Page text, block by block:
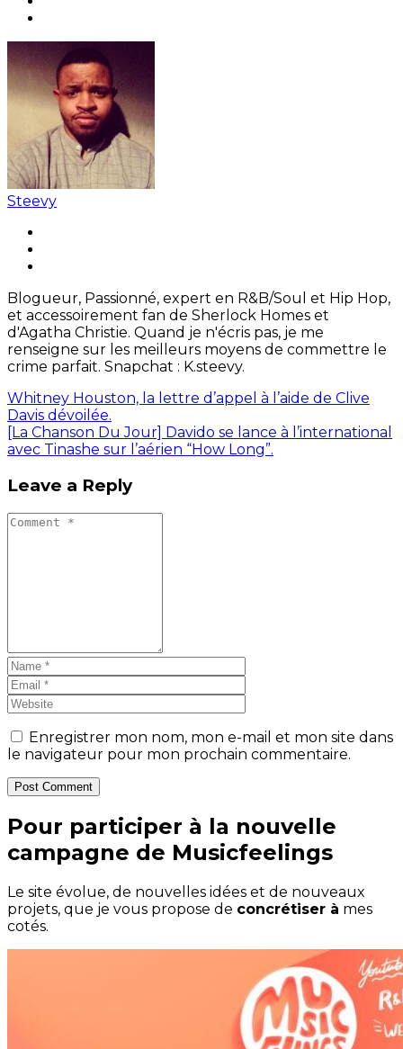
Steevy
Blogueur, Passionné, expert en R&B/Soul et Hip Hop,
et accessoirement fan de Sherlock Homes et
d'Agatha Christie. Quand je n'écris pas, je me
renseigne sur les meilleurs moyens de commettre le
crime parfait. Snapchat : K.steevy.
Whitney Houston, la lettre d’appel à l’aide de Clive
Davis dévoilée.
[La Chanson Du Jour] Davido se lance à l’international
avec Tinashe sur l’aérien “How Long”.
Leave a Reply
Enregistrer mon nom, mon e-mail et mon site dans
le navigateur pour mon prochain commentaire.
Post Comment
Pour participer à la nouvelle
campagne de Musicfeelings
Le site évolue, de nouvelles idées et de nouveaux
projets, que je vous propose de concrétiser à mes
cotés.